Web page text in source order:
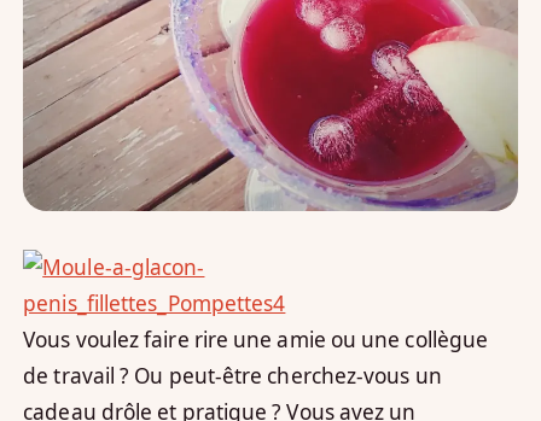
Vous voulez faire rire une amie ou une collègue
de travail ? Ou peut-être cherchez-vous un
cadeau drôle et pratique ? Vous avez un